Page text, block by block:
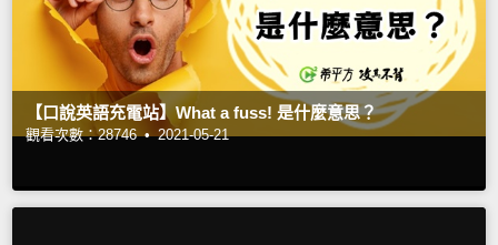
【口說英語充電站】What a fuss! 是什麼意思？
觀看次數：28746 • 2021-05-21